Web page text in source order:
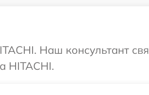
Наш консультант
HITACHI.